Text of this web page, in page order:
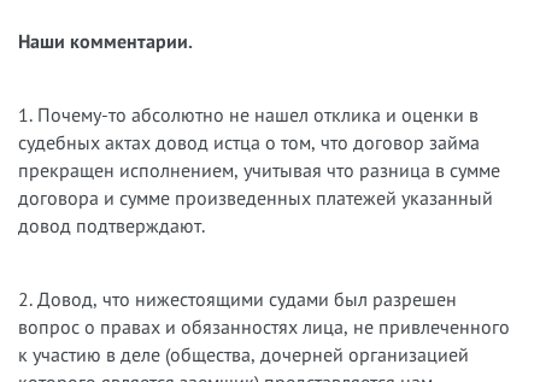
Наши комментарии.
1. Почему-то абсолютно не нашел отклика и оценки в
судебных актах довод истца о том, что договор займа
прекращен исполнением, учитывая что разница в сумме
договора и сумме произведенных платежей указанный
довод подтверждают.
2. Довод, что нижестоящими судами был разрешен
вопрос о правах и обязанностях лица, не привлеченного
к участию в деле (общества, дочерней организацией